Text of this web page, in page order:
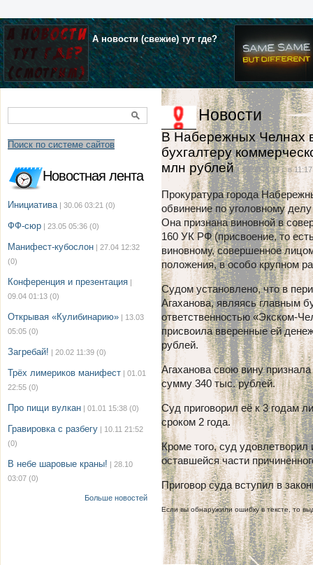
А новости (свежие) тут где?
Поиск по системе сайтов
Новостная лента
Инициатива | 30.06 03:21 (0)
ФФ-сюр | 23.05 05:36 (0)
Манифест-кубослон | 27.04 12:32
(0)
Конференция и презентация |
09.04 01:13 (0)
Открывая «Кулибинарию» | 13.03
05:05 (0)
Загребай! | 20.02 11:39 (0)
Трёх лимериков манифест | 01.01
22:55 (0)
Про пищи вулкан | 01.01 15:38 (0)
Гравировка с разбегу | 10.11 21:52
(0)
В небе шаровые краны! | 28.10
03:07 (0)
Больше новостей
Новости
В Набережных Челнах
бухгалтеру
млн рублей| 19.03.2015 г. в 11:17
Прокуратура города
обвинение по уголовному
Она признана виновной в
160 УК РФ (присвоение, то
виновному, совершенное
положения, в особо крупном
Судом установлено, что в
Агаханова, являясь главным
ответственностью «Экском-
присвоила вверенные ей
рублей.
Агаханова свою вину
сумму 340 тыс. рублей.
Суд приговорил её к 3 годам
сроком 2 года.
Кроме того, суд удовлетворил
оставшейся части
Приговор суда вступил в
Если вы обнаружили ошибку в тексте, то